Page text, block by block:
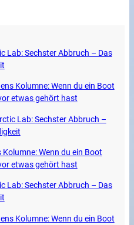
Lab: Sechster Abbruch – Das
Kolumne: Wenn du ein Boot
etwas gehört hast
Lab: Sechster Abbruch –
Wenn du ein Boot
etwas gehört hast
Lab: Sechster Abbruch – Das
Kolumne: Wenn du ein Boot